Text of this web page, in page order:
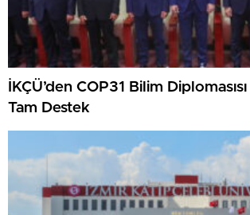
İKÇÜ’den COP31 Bilim
Tam Destek